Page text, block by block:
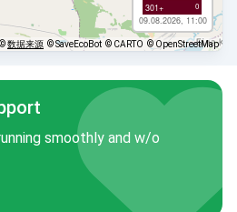
301+ 0
09.08.2026, 11:00
©数据来源 © SaveEcoBot © CARTO © OpenStreetMap
smoothly and w/o